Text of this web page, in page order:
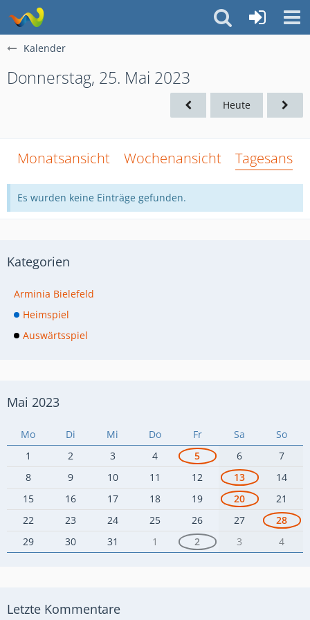
Kalender
Donnerstag, 25. Mai 2023
Heute
Monatsansicht Wochenansicht
Es wurden keine Einträge gefunden.
Kategorien
Arminia Bielefeld
Heimspiel
Auswärtsspiel
Mai 2023
Mo Di Mi Do Fr Sa
So
1
2 3 4 5 6
7
8
9 10 11 12 13
14
15
16 17 18 19 20
21
22
23 24 25 26 27
28
29
30 31 1 2 3 4
Letzte Kommentare